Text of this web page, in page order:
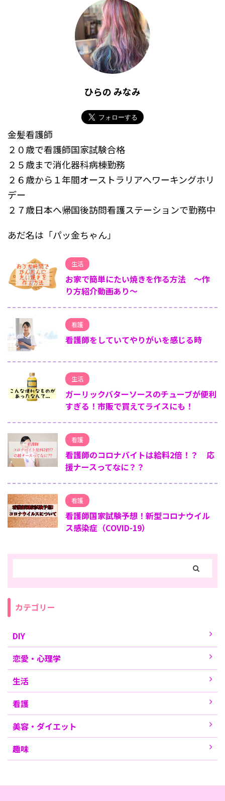
ひらの みなみ
金髪看護師
２０歳で看護師国家試験合格
２５歳まで消化器科病棟勤務
２６歳から１年間オーストラリアへワーキングホリ
デー
２７歳日本へ帰国後訪問看護ステーションで勤務中
あだ名は「パッ金ちゃん」
生活
お家で簡単にたい焼きを作る方法 ～作
り方紹介動画あり～
看護
看護師をしていてやりがいを感じる時
生活
ガーリックバターソースのチューブが便利
すぎる！市販で買えてライスにも！
看護
看護師のコロナバイトは給料2倍！？ 応
援ナースってなに？？
看護
看護師国家試験予想！新型コロナウイル
ス感染症（COVID-19）
カテゴリー
DIY
恋愛・心理学
生活
看護
美容・ダイエット
趣味